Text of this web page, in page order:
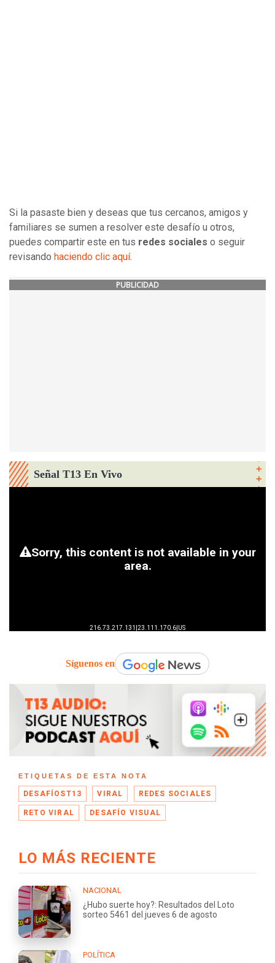
Si la pasaste bien y deseas que tus cercanos, amigos y
familiares se sumen a resolver este desafío u otros,
puedes compartir este en tus redes sociales o seguir
revisando haciendo clic aquí.
PUBLICIDAD
Señal T13 En Vivo
Síguenos en
ETIQUETAS DE ESTA NOTA
DESAFÍOST13 VIRAL REDES SOCIALES
RETO VIRAL DESAFÍO VISUAL
LO MÁS RECIENTE
NACIONAL
¿Hubo suerte hoy?: Resultados del Loto
sorteo 5461 del jueves 6 de agosto
POLÍTICA